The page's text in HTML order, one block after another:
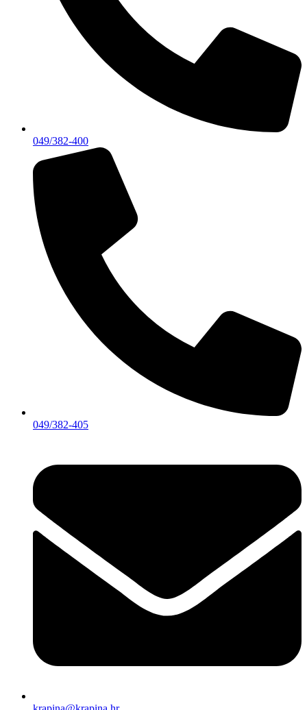
049/382-400
049/382-405